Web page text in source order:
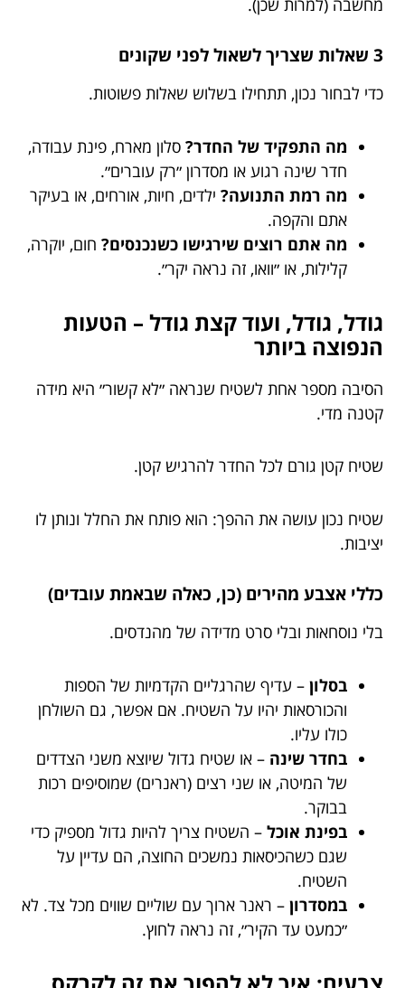
מחשבה (למרות שכן).
3 שאלות שצריך לשאול לפני שקונים
כדי לבחור נכון, תתחילו בשלוש שאלות פשוטות.
מה התפקיד של החדר? סלון מארח, פינת עבודה,
חדר שינה רגוע או מסדרון ״רק עוברים״.
מה רמת התנועה? ילדים, חיות, אורחים, או בעיקר
אתם והקפה.
מה אתם רוצים שירגישו כשנכנסים? חום, יוקרה,
קלילות, או ״וואו, זה נראה יקר״.
גודל, גודל, ועוד קצת גודל – הטעות
הנפוצה ביותר
הסיבה מספר אחת לשטיח שנראה ״לא קשור״ היא מידה
קטנה מדי.
שטיח קטן גורם לכל החדר להרגיש קטן.
שטיח נכון עושה את ההפך: הוא פותח את החלל ונותן לו
יציבות.
כללי אצבע מהירים (כן, כאלה שבאמת עובדים)
בלי נוסחאות ובלי סרט מדידה של מהנדסים.
בסלון – עדיף שהרגליים הקדמיות של הספות
והכורסאות יהיו על השטיח. אם אפשר, גם השולחן
כולו עליו.
בחדר שינה – או שטיח גדול שיוצא משני הצדדים
של המיטה, או שני רצים (ראנרים) שמוסיפים רכות
בבוקר.
בפינת אוכל – השטיח צריך להיות גדול מספיק כדי
שגם כשהכיסאות נמשכים החוצה, הם עדיין על
השטיח.
במסדרון – ראנר ארוך עם שוליים שווים מכל צד. לא
״כמעט עד הקיר״, זה נראה לחוץ.